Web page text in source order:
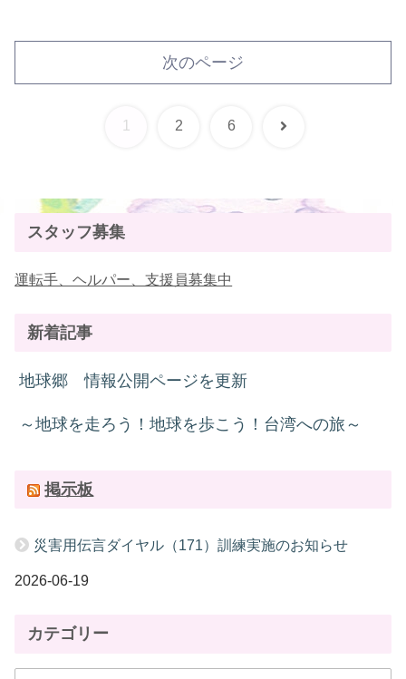
次のページ
1 2 6 次
スタッフ募集
運転手、ヘルパー、支援員募集中
新着記事
地球郷 情報公開ページを更新
～地球を走ろう！地球を歩こう！台湾への旅～
掲示板
災害用伝言ダイヤル（171）訓練実施のお知らせ
2026-06-19
カテゴリー